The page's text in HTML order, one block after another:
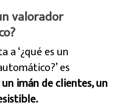
valorador
a ‘¿qué es un
es
un imán de clientes, un